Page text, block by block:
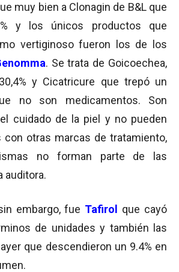
muy bien a Clonagin de B&L que
y los únicos productos que
vertiginoso fueron los de los
. Se trata de Goicoechea,
y Cicatricure que trepó un
no son medicamentos. Son
cuidado de la piel y no pueden
con otras marcas de tratamiento,
no forman parte de las
auditora.
embargo, fue Tafirol
que cayó
de unidades y también las
que descendieron un 9.4% en